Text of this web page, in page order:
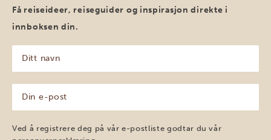
Få reiseideer, reiseguider og inspirasjon direkte i
innboksen din.
navn
(Påkrevd)
post
(Påkrevd)
Ved å registrere deg på vår e-postliste godtar du vår